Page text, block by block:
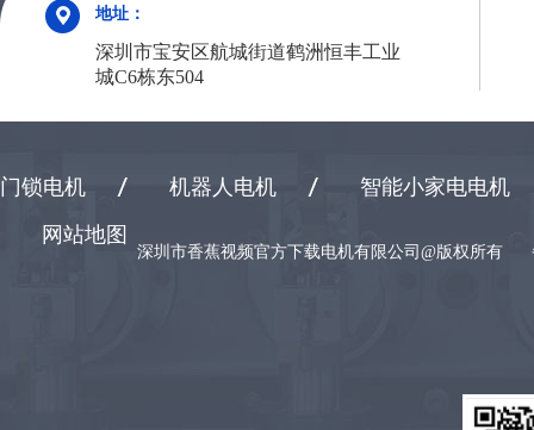
地址：
深圳市宝安区航城街道鹤洲恒丰工业
城C6栋东504
门锁电机 机器人电机
智能小家电电机
网站地图
深圳市香蕉视频官方下载电机有限公司@版权所有